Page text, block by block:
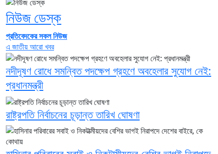
নিউজ ডেস্ক
প্রতিবেদকের সকল নিউজ
এ জাতীয় আরো খবর
নদীদূষণ রোধে সমন্বিত পদক্ষেপ গ্রহণে অবহেলার সুযোগ নেই:
প্রধানমন্ত্রী
রাষ্ট্রপতি নির্বাচনের চূড়ান্ত তারিখ ঘোষণা